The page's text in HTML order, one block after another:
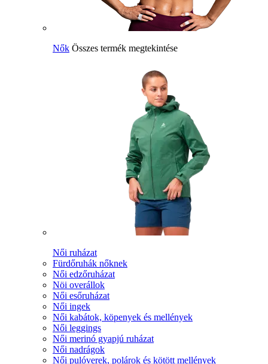
Nők Összes termék megtekintése
Női ruházat
Fürdőruhák nőknek
Női edzőruházat
Nöi overállok
Női esőruházat
Női ingek
Női kabátok, köpenyek és mellények
Női leggings
Női merinó gyapjú ruházat
Női nadrágok
Női pulóverek, polárok és kötött mellények